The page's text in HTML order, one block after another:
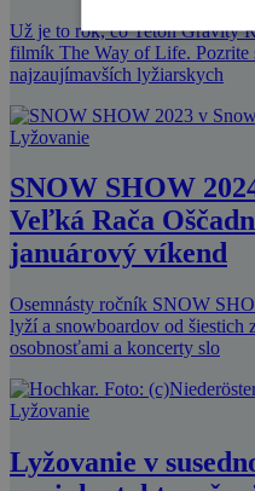
Už je to rok, čo Teton Gravity
filmík The Way of Life. Pozrite
najzaujímavších lyžiarskych
Lyžovanie
SNOW SHOW
Veľká Rača
januárový víkend
Osemnásty ročník SNOW
lyží a snowboardov od šiestich
osobnosťami a koncerty slo
Lyžovanie
Lyžovanie v